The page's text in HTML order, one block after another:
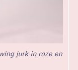
jurk in roze en